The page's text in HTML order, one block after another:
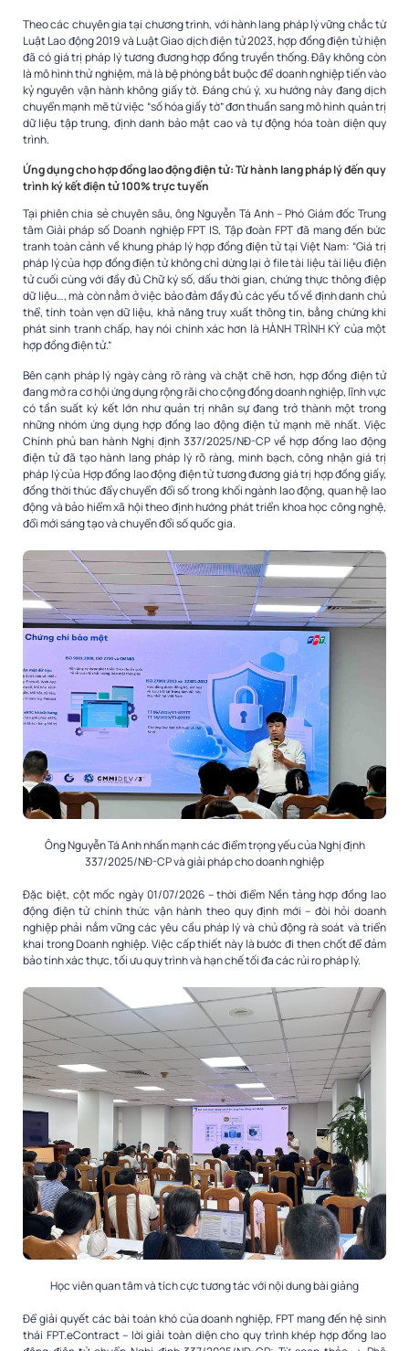
Theo các chuyên gia tại chương trình, với hành lang pháp lý vững chắc từ
Luật Lao động 2019 và Luật Giao dịch điện tử 2023, hợp đồng điện tử hiện
đã có giá trị pháp lý tương đương hợp đồng truyền thống. Đây không còn
là mô hình thử nghiệm, mà là bệ phóng bắt buộc để doanh nghiệp tiến vào
kỷ nguyên vận hành không giấy tờ. Đáng chú ý, xu hướng này đang dịch
chuyển mạnh mẽ từ việc “số hóa giấy tờ” đơn thuần sang mô hình quản trị
dữ liệu tập trung, định danh bảo mật cao và tự động hóa toàn diện quy
trình.
Ứng dụng cho hợp đồng lao động điện tử: Từ hành lang pháp lý đến quy
trình ký kết điện tử 100% trực tuyến
Tại phiên chia sẻ chuyên sâu, ông Nguyễn Tá Anh – Phó Giám đốc Trung
tâm Giải pháp số Doanh nghiệp FPT IS, Tập đoàn FPT đã mang đến bức
tranh toàn cảnh về khung pháp lý hợp đồng điện tử tại Việt Nam: “Giá trị
pháp lý của hợp đồng điện tử không chỉ dừng lại ở file tài liệu tài liệu điện
tử cuối cùng với đầy đủ Chữ ký số, dấu thời gian, chứng thực thông điệp
dữ liệu…, mà còn nằm ở việc bảo đảm đầy đủ các yếu tố về định danh chủ
thể, tính toàn vẹn dữ liệu, khả năng truy xuất thông tin, bằng chứng khi
phát sinh tranh chấp, hay nói chính xác hơn là HÀNH TRÌNH KÝ của một
hợp đồng điện tử.”
Bên cạnh pháp lý ngày càng rõ ràng và chặt chẽ hơn, hợp đồng điện tử
đang mở ra cơ hội ứng dụng rộng rãi cho cộng đồng doanh nghiệp, lĩnh vực
có tần suất ký kết lớn như quản trị nhân sự đang trở thành một trong
những nhóm ứng dụng hợp đồng lao động điện tử mạnh mẽ nhất. Việc
Chính phủ ban hành Nghị định 337/2025/NĐ-CP về hợp đồng lao động
điện tử đã tạo hành lang pháp lý rõ ràng, minh bạch, công nhận giá trị
pháp lý của Hợp đồng lao động điện tử tương đương giá trị hợp đồng giấy,
đồng thời thúc đẩy chuyển đổi số trong khối ngành lao động, quan hệ lao
động và bảo hiểm xã hội theo định hướng phát triển khoa học công nghệ,
đổi mới sáng tạo và chuyển đổi số quốc gia.
Ông Nguyễn Tá Anh nhấn mạnh các điểm trọng yếu của Nghị định
337/2025/NĐ-CP và giải pháp cho doanh nghiệp
Đặc biệt, cột mốc ngày 01/07/2026 – thời điểm Nền tảng hợp đồng lao
động điện tử chính thức vận hành theo quy định mới – đòi hỏi doanh
nghiệp phải nắm vững các yêu cầu pháp lý và chủ động rà soát và triển
khai trong Doanh nghiệp. Việc cấp thiết này là bước đi then chốt để đảm
bảo tính xác thực, tối ưu quy trình và hạn chế tối đa các rủi ro pháp lý.
Học viên quan tâm và tích cực tương tác với nội dung bài giảng
Để giải quyết các bài toán khó của doanh nghiệp, FPT mang đến hệ sinh
thái FPT.eContract – lời giải toàn diện cho quy trình khép hợp đồng lao